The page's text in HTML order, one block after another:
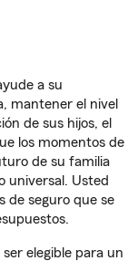
a su
mantener el nivel
de sus hijos, el
los momentos de
de su familia
universal. Usted
de seguro que se
elegible para un